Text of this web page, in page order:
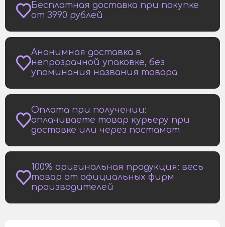
Бесплатная доставка при покупке
от 3990 рублей
Анонимная доставка в
непрозрачной упаковке, без
упоминания названия товара
Оплата при получении:
оплачиваете товар курьеру при
доставке или через постамат
100% оригинальная продукция: весь
товар от официальных фирм
производителей